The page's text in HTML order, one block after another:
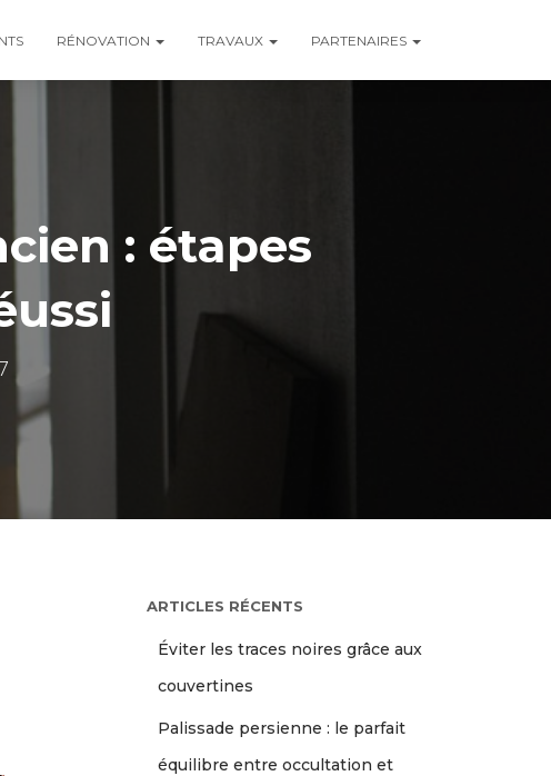
RÉNOVATION TRAVAUX PARTENAIRES
: étapes
ARTICLES RÉCENTS
Éviter les traces noires grâce aux
couvertines
Palissade persienne : le parfait
équilibre entre occultation et